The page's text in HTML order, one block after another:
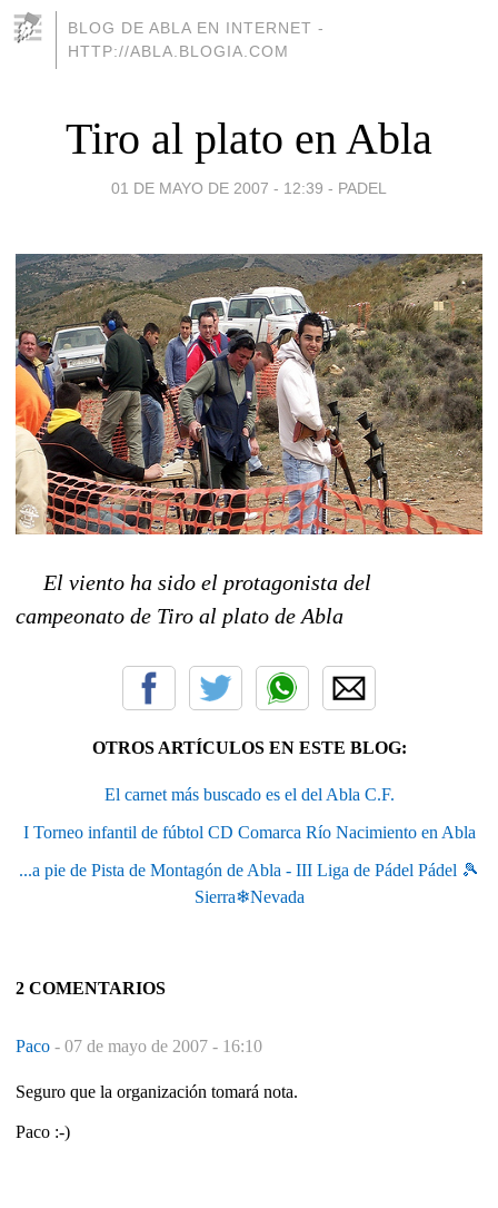
BLOG DE ABLA EN INTERNET -
HTTP://ABLA.BLOGIA.COM
Tiro al plato en Abla
01 DE MAYO DE 2007 - 12:39 - PADEL
El viento ha sido el protagonista del
campeonato de Tiro al plato de Abla
OTROS ARTÍCULOS EN ESTE BLOG:
El carnet más buscado es el del Abla C.F.
I Torneo infantil de fúbtol CD Comarca Río Nacimiento en Abla
...a pie de Pista de Montagón de Abla - III Liga de Pádel Pádel 🎾
Sierra❄Nevada
2 COMENTARIOS
Paco - 07 de mayo de 2007 - 16:10
Seguro que la organización tomará nota.
Paco :-)